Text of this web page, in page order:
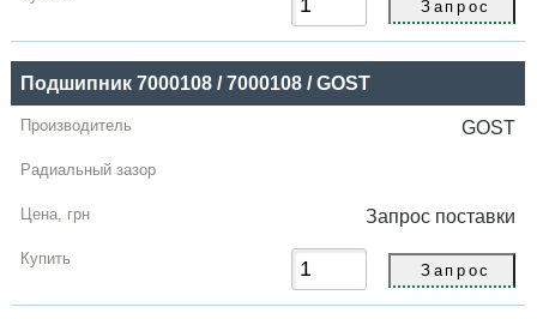
Подшипник 7000108 / 7000108 / GOST
GOST
Запрос поставки